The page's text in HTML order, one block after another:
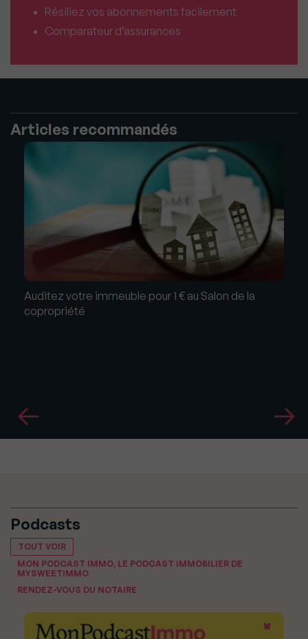
Résiliez vos abonnements facilement
Comparateur d’assurances
Articles recommandés
Auditez votre immeuble pour 1 € au Salon de la
copropriété
Podcasts
TOUT VOIR
MON PODCAST IMMO, LE PODCAST IMMOBILIER DE
MYSWEETIMMO
RENDEZ-VOUS DU NOTAIRE